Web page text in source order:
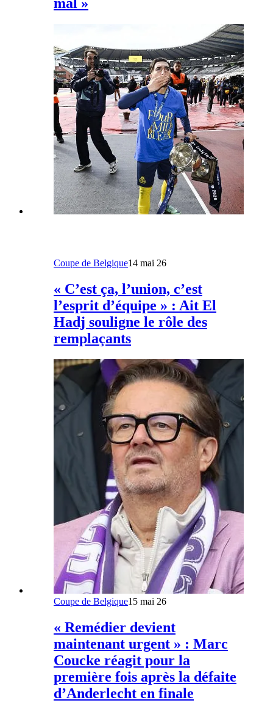
Coupe de Belgique14 mai 26
« C’est ça, l’union, c’est
l’esprit d’équipe » : Ait El
Hadj souligne le rôle des
remplaçants
Coupe de Belgique15 mai 26
« Remédier devient
maintenant urgent » : Marc
Coucke réagit pour la
première fois après la défaite
d’Anderlecht en finale